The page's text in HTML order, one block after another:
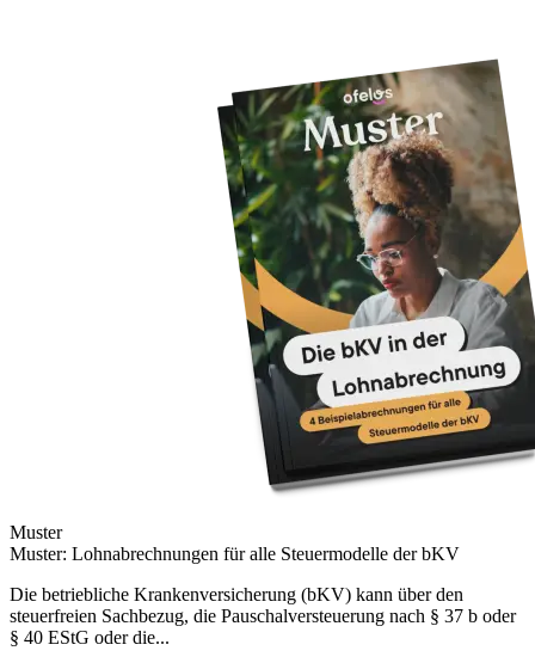
Muster
Muster: Lohnabrechnungen für alle Steuermodelle der bKV
Die betriebliche Krankenversicherung (bKV) kann über den
steuerfreien Sachbezug, die Pauschalversteuerung nach § 37 b oder
§ 40 EStG oder die...